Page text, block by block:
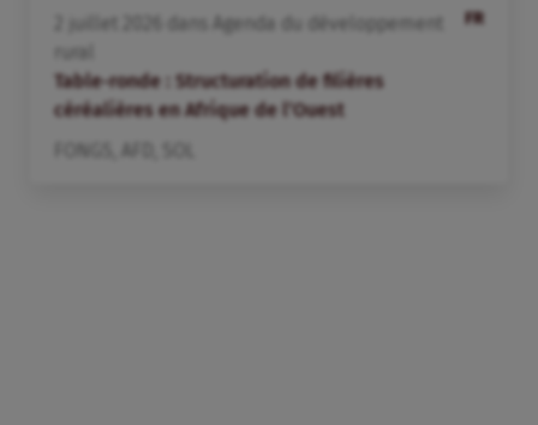
FR
juillet dans
Agenda du développement
rural
Table-ronde : Structuration de filières
céréalières en Afrique de l’Ouest